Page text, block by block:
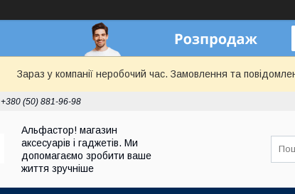
Зараз у компанії неробочий час. Замовлення та
+380 (50) 881-96-98
Альфастор! магазин
аксесуарів і гаджетів. Ми
допомагаємо зробити ваше
життя зручніше